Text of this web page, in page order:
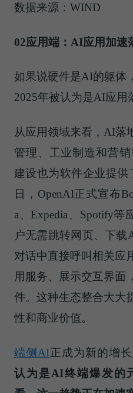
数据来源：WIND
02应用端：AI应用加速
如果说硬件是AI的躯体
2025年被认为是AI应用
从应用领域来看，AI落
管理、工业制造和营
建设也为软件企业提供
日，OpenAI正式宣布
a、Expedia、Spotify等
户无需跳转网页、下载
对话中直接呼叫相关应
用服务、展示交互界面
件。这种生态整合大大
性和商业价值。
端侧AI正成为新的增长
认为是AI终端爆发的